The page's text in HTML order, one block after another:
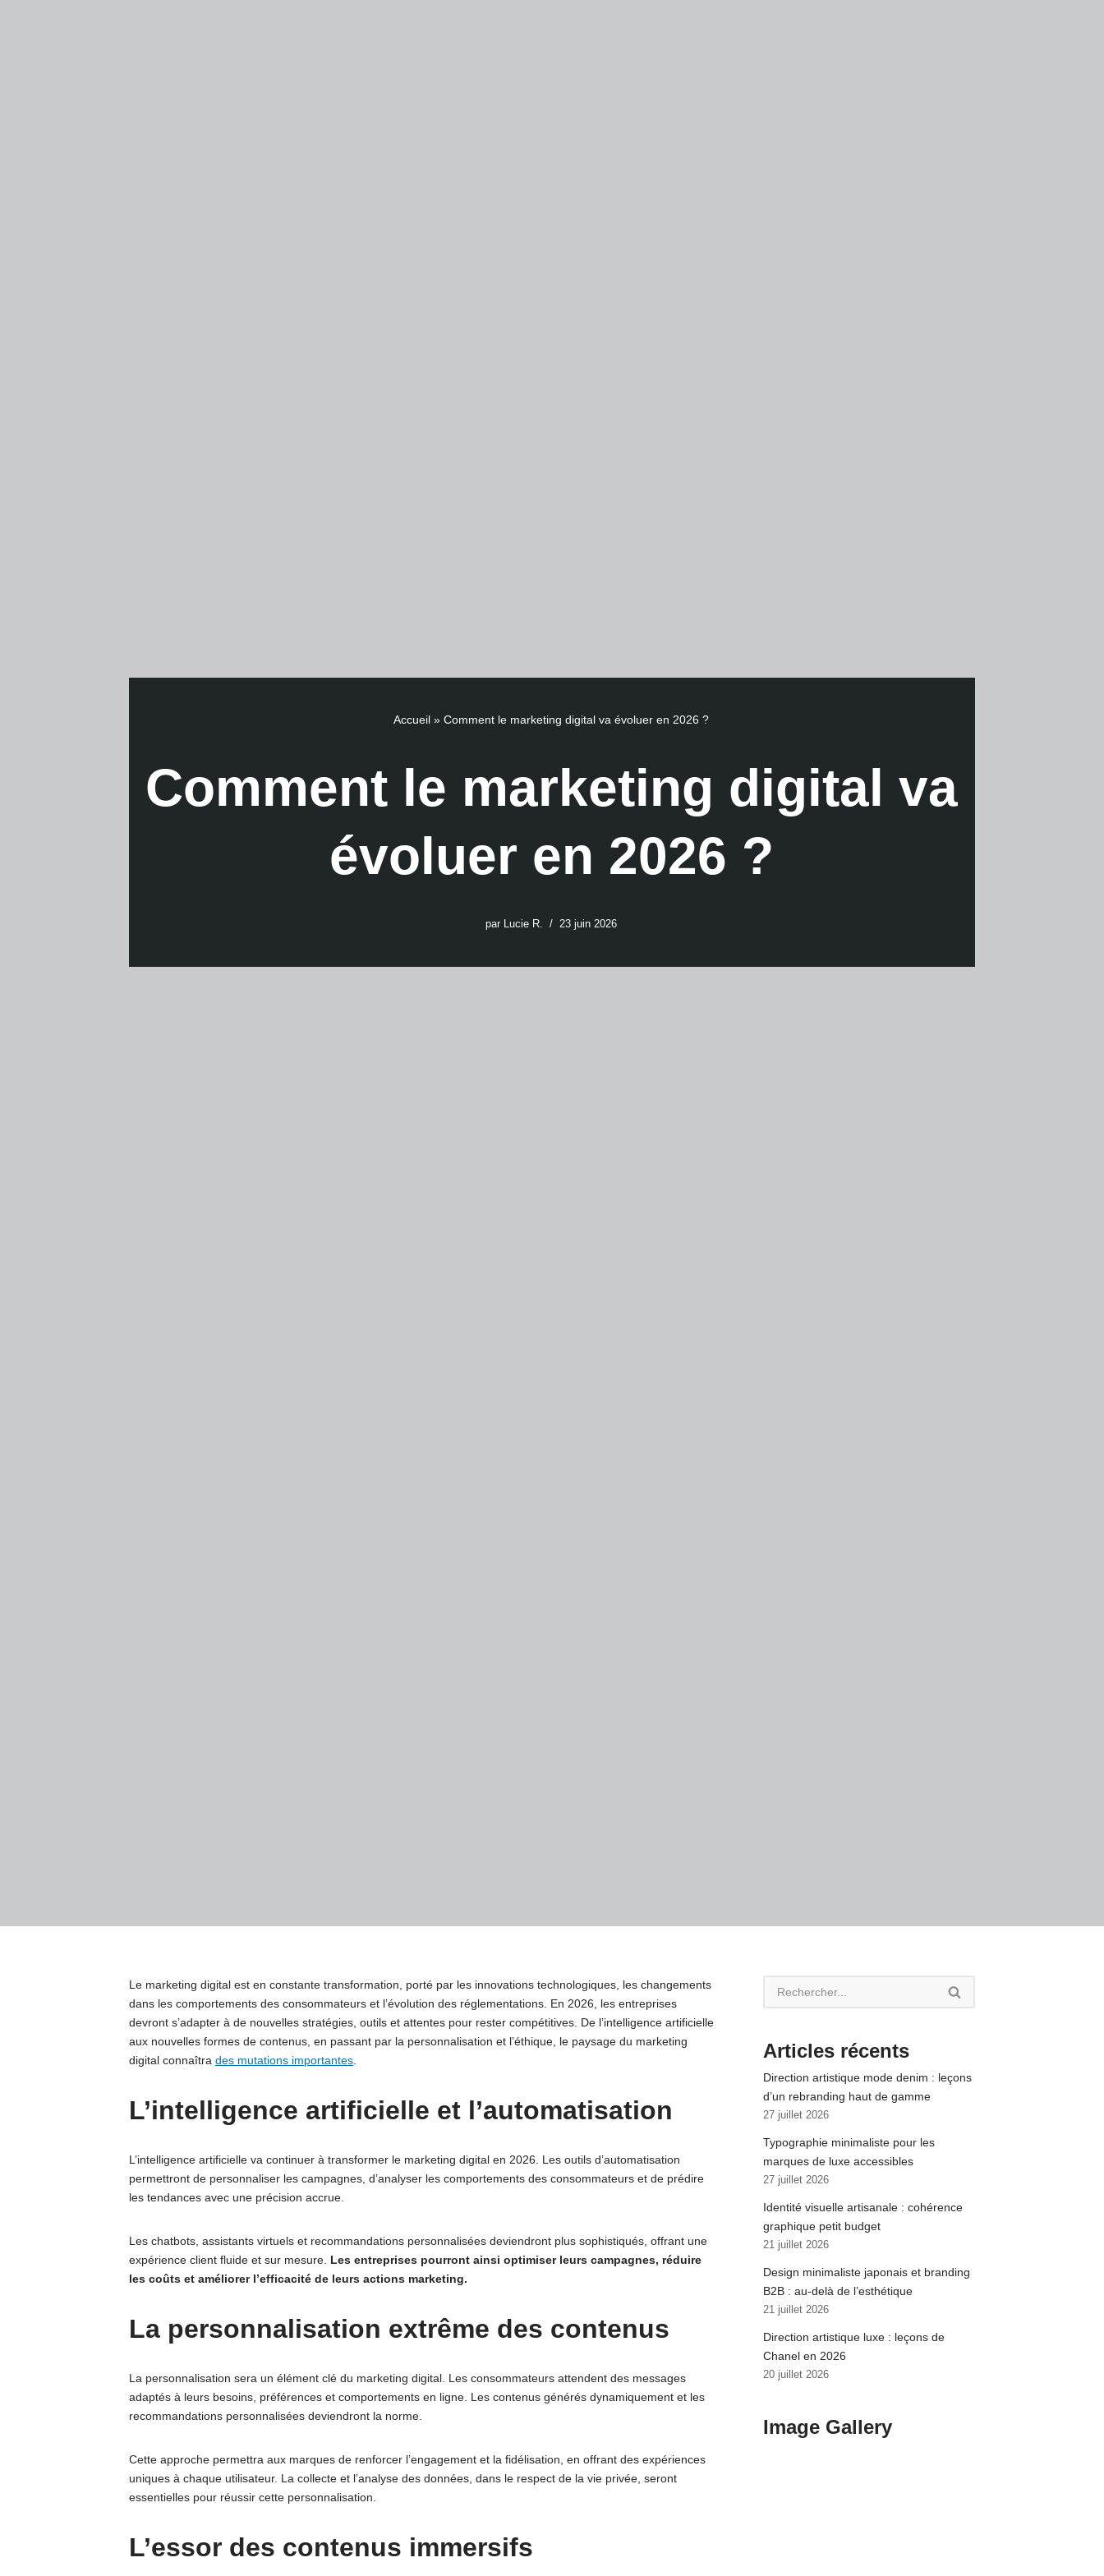
Accueil » Comment le marketing digital va évoluer en 2026 ?
Comment le marketing digital va
évoluer en 2026 ?
par Lucie R. 23 juin 2026
Le marketing digital est en constante transformation, porté par les innovations technologiques, les changements
dans les comportements des consommateurs et l’évolution des réglementations. En 2026, les entreprises
devront s’adapter à de nouvelles stratégies, outils et attentes pour rester compétitives. De l’intelligence artificielle
aux nouvelles formes de contenus, en passant par la personnalisation et l’éthique, le paysage du marketing
digital connaîtra des mutations importantes
L’intelligence artificielle et l’automatisation
L’intelligence artificielle va continuer à transformer le marketing digital en 2026. Les outils d’automatisation
permettront de personnaliser les campagnes, d’analyser les comportements des consommateurs et de prédire
les tendances avec une précision accrue.
Les chatbots, assistants virtuels et recommandations personnalisées deviendront plus sophistiqués, offrant une
expérience client fluide et sur mesure. Les entreprises pourront ainsi optimiser leurs campagnes, réduire
les coûts et améliorer l’efficacité de leurs actions marketing.
La personnalisation extrême des contenus
La personnalisation sera un élément clé du marketing digital. Les consommateurs attendent des messages
adaptés à leurs besoins, préférences et comportements en ligne. Les contenus générés dynamiquement et les
recommandations personnalisées deviendront la norme.
Cette approche permettra aux marques de renforcer l’engagement et la fidélisation, en offrant des expériences
uniques à chaque utilisateur. La collecte et l’analyse des données, dans le respect de la vie privée, seront
essentielles pour réussir cette personnalisation.
L’essor des contenus immersifs
Articles récents
Direction artistique mode denim : leçons
d’un rebranding haut de gamme
27 juillet 2026
Typographie minimaliste pour les
marques de luxe accessibles
27 juillet 2026
Identité visuelle artisanale : cohérence
graphique petit budget
21 juillet 2026
Design minimaliste japonais et branding
B2B : au-delà de l’esthétique
21 juillet 2026
Direction artistique luxe : leçons de
Chanel en 2026
20 juillet 2026
Image Gallery